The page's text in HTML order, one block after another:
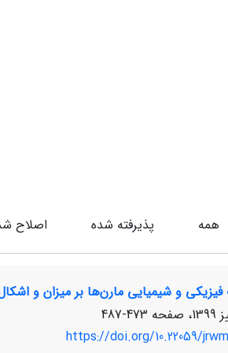
همه پذیرفته شده اصلاح
و شیمیایی مارن‌ها بر میزان و
473-487
https://doi.org/10.22059/